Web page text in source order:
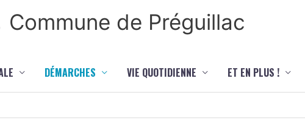
Commune de Préguillac
DÉMARCHES VIE QUOTIDIENNE ET EN PLUS !